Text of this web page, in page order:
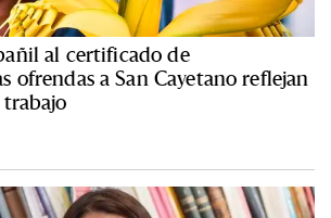
al certificado de
ofrendas a San Cayetano reflejan